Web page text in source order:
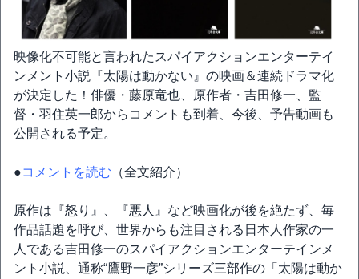
映像化不可能と言われたスパイアクションエンターテイ
ンメント小説『太陽は動かない』の映画＆連続ドラマ化
が決定した！俳優・藤原竜也、原作者・吉田修一、監
督・羽住英一郎からコメントも到着、今後、予告動画も
公開される予定。
●コメントを読む （全文紹介）
原作は『怒り』、『悪人』など映画化が後を絶たず、毎
作品話題を呼び、世界からも注目される日本人作家の一
人である吉田修一のスパイアクションエンターテインメ
ント小説、通称“鷹野一彦”シリーズ三部作の「太陽は動か